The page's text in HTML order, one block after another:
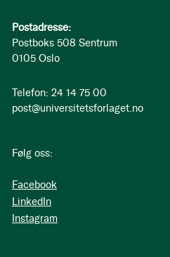
Postadresse:
Postboks 508 Sentrum
0105 Oslo
Telefon: 24 14 75 00
post@universitetsforlaget.no
Følg oss:
Facebook
LinkedIn
Instagram